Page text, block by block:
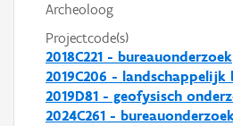
Archeoloog
Projectcode(s)
2018C221 - bureauonderzoek
2019C206 - landschappelijk
2019D81 - geofysisch
2024C261 -